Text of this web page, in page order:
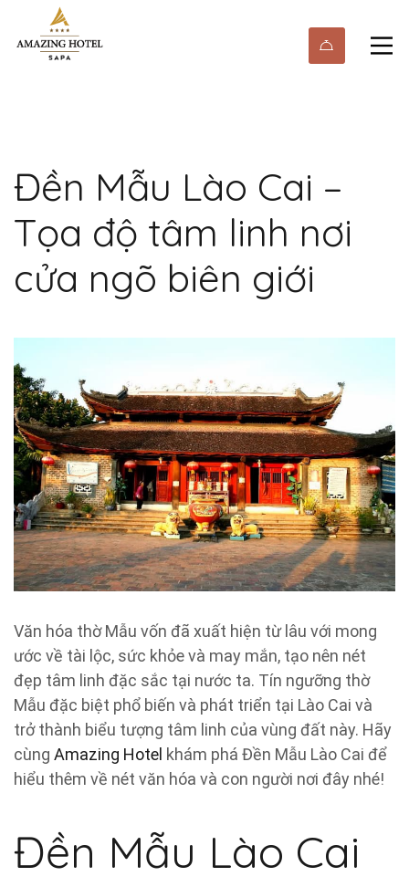
Đền Mẫu Lào Cai –
Tọa độ tâm linh nơi
cửa ngõ biên giới
Văn hóa thờ Mẫu vốn đã xuất hiện từ lâu với mong
ước về tài lộc, sức khỏe và may mắn, tạo nên nét
đẹp tâm linh đặc sắc tại nước ta. Tín ngưỡng thờ
Mẫu đặc biệt phổ biến và phát triển tại Lào Cai và
trở thành biểu tượng tâm linh của vùng đất này. Hãy
cùng Amazing Hotel khám phá Đền Mẫu Lào Cai để
hiểu thêm về nét văn hóa và con người nơi đây nhé!
Đền Mẫu Lào Cai